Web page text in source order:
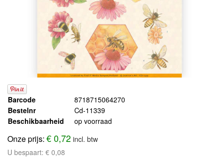
Barcode
8718715064270
Bestelnr
Cd-11339
Beschikbaarheid
op voorraad
Onze prijs: € 0,72incl. btw
U bespaart: € 0,08